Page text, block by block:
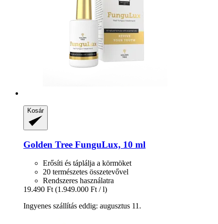
Kosár
Golden Tree FunguLux, 10 ml
Erősíti és táplálja a körmöket
20 természetes összetevővel
Rendszeres használatra
19.490 Ft (1.949.000 Ft / l)
Ingyenes szállítás eddig: augusztus 11.